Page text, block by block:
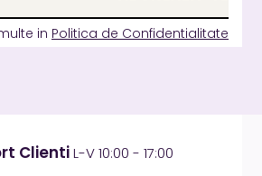
in Politica de Confidentialitate
ClientiL-V 10:00 - 17:00